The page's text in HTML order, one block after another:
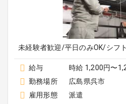
未経験者歓迎/平日のみOK/シフ
給与
時給 1,200円〜
勤務場所
広島県呉市
雇用形態
派遣